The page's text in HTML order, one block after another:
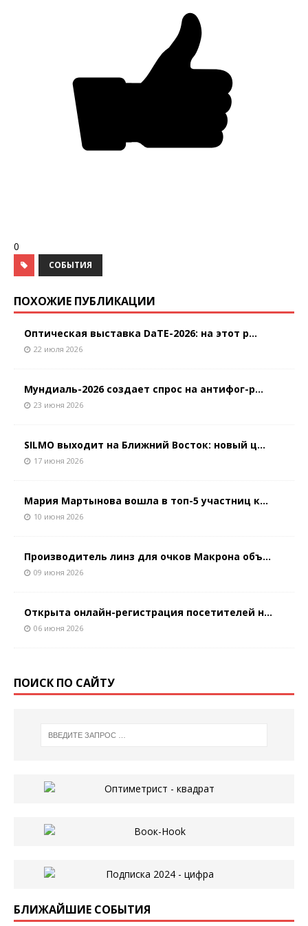
0
СОБЫТИЯ
ПОХОЖИЕ ПУБЛИКАЦИИ
Оптическая выставка DaTE-2026: на этот р...
22 июля 2026
Мундиаль-2026 создает спрос на антифог-р...
23 июня 2026
SILMO выходит на Ближний Восток: новый ц...
17 июня 2026
Мария Мартынова вошла в топ-5 участниц к...
10 июня 2026
Производитель линз для очков Макрона объ...
09 июня 2026
Открыта онлайн-регистрация посетителей н...
06 июня 2026
ПОИСК ПО САЙТУ
БЛИЖАЙШИЕ СОБЫТИЯ